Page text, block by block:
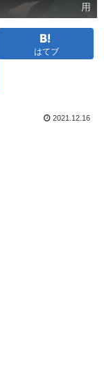
用
はてブ
2021.12.16